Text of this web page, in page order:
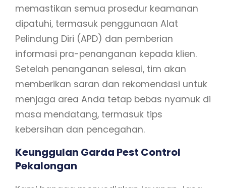
memastikan semua prosedur keamanan
dipatuhi, termasuk penggunaan Alat
Pelindung Diri (APD) dan pemberian
informasi pra-penanganan kepada klien.
Setelah penanganan selesai, tim akan
memberikan saran dan rekomendasi untuk
menjaga area Anda tetap bebas nyamuk di
masa mendatang, termasuk tips
kebersihan dan pencegahan.
Keunggulan Garda Pest Control
Pekalongan